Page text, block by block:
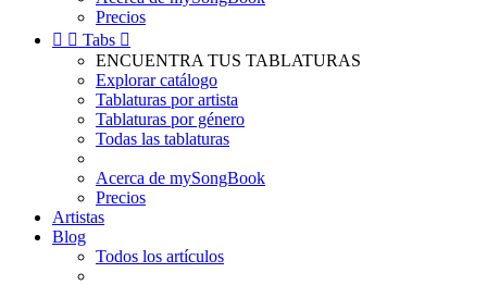
Precios
  Tabs 
ENCUENTRA TUS TABLATURAS
Explorar catálogo
Tablaturas por artista
Tablaturas por género
Todas las tablaturas
Acerca de mySongBook
Precios
Artistas
Blog
Todos los artículos